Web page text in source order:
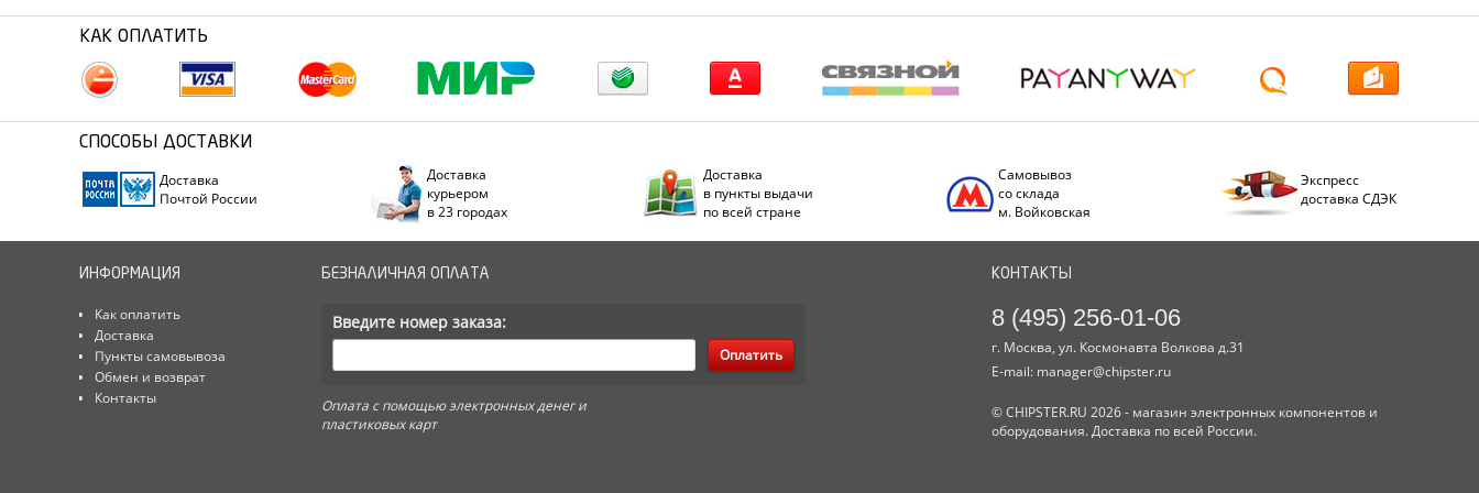
КАК ОПЛАТИТЬ
СПОСОБЫ ДОСТАВКИ
Доставка
Почтой России
Доставка
курьером
в 23 городах
Доставка
в пункты выдачи
по всей стране
Самовывоз
со склада
м. Войковская
Экспресс
доставка СДЭК
ИНФОРМАЦИЯ
Как оплатить
Доставка
Пункты самовывоза
Обмен и возврат
Контакты
БЕЗНАЛИЧНАЯ ОПЛАТА
Введите номер заказа:
Оплатить
Оплата с помощью электронных денег и
пластиковых карт
КОНТАКТЫ
8 (495) 256-01-06
г. Москва, ул. Космонавта Волкова д.31
E-mail: manager@chipster.ru
© CHIPSTER.RU 2026 - магазин электронных компонентов и
оборудования. Доставка по всей России.